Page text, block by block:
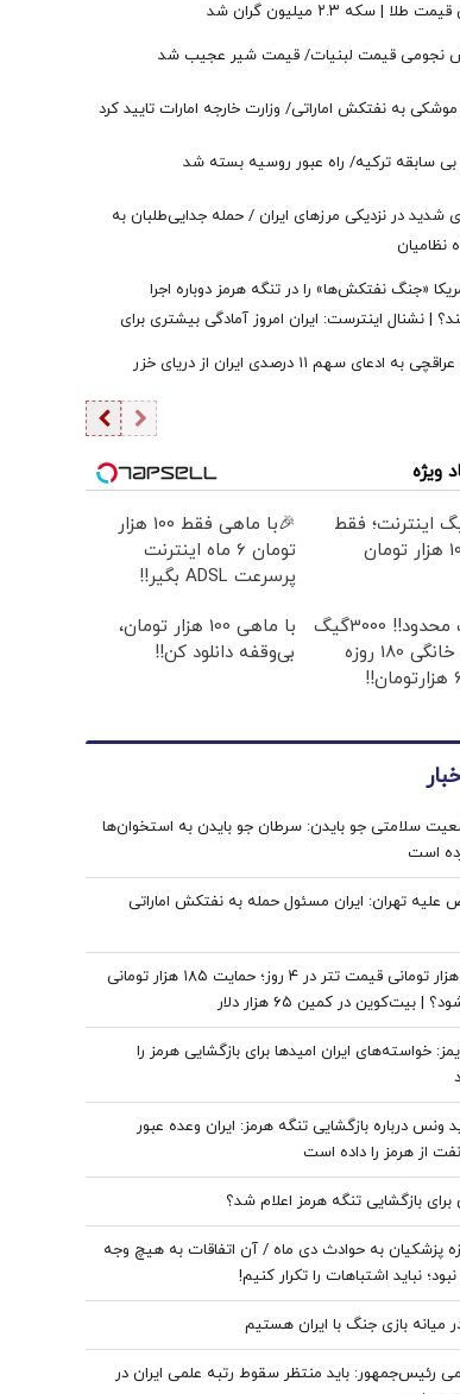
| سکه ۲.۳ میلیون گران شد
نجومی قیمت لبنیات/ قیمت شیر عجیب شد
به نفتکش اماراتی/ وزارت خارجه امارات تایید کرد
بی سابقه ترکیه/ راه عبور روسیه بسته شد
شدید در نزدیکی مرز‌های ایران / حمله جدایی‌طلبان به
نظامیان
«جنگ نفتکش‌ها» را در تنگه هرمز دوباره اجرا
| نشنال اینترست: ایران امروز آمادگی بیشتری برای
به ادعای سهم ۱۱ درصدی ایران از دریای خزر
ویژه
گیگ اینترنت؛ فقط
🎉با ماهی فقط 100 هزار
تومان 6 ماه اینترنت
پرسرعت ADSL بگیر!!
⏳فرصت محدود!! 3000گیگ
اینترنت خانگی 180 روزه
با ماهی 100 هزار تومان،
بی‌وقفه دانلود کن!!
سلامتی جو بایدن: سرطان جو بایدن به استخوان‌ها
است
ادعای ریاض علیه تهران: ایران مسئول حمله به نفتکش اماراتی
سقوط ۱۰ هزار تومانی قیمت تتر در ۴ روز؛ حمایت ۱۸۵ هزار تومانی
بیت‌کوین در کمین ۶۵ هزار دلار
خواسته‌های ایران امیدها برای بازگشایی هرمز را
ونس درباره بازگشایی تنگه هرمز: ایران وعده عبور
از هرمز را داده است
برای بازگشایی تنگه هرمز اعلام شد؟
پزشکیان به حوادث دی ماه / آن اتفاقات به هیچ وجه
نباید اشتباهات را تکرار کنیم!
میانه بازی جنگ با ایران هستیم
رئیس‌جمهور: باید منتظر سقوط رتبه علمی ایران در